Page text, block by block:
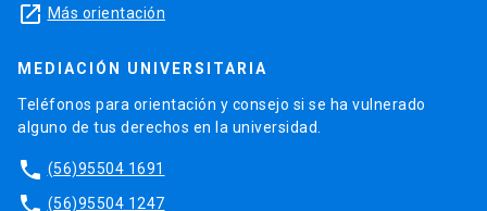
launch Más orientación
MEDIACIÓN UNIVERSITARIA
Teléfonos para orientación y consejo si se ha vulnerado
alguno de tus derechos en la universidad.
phone (56)95504 1691
phone (56)95504 1247